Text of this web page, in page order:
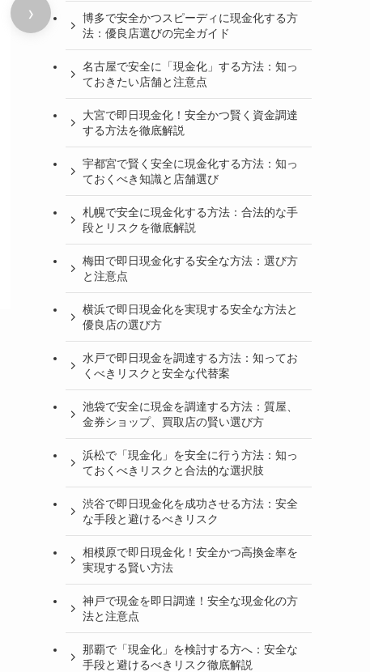
›
博多で安全かつスピーディに現金化する方
法：優良店選びの完全ガイド
名古屋で安全に「現金化」する方法：知っ
ておきたい店舗と注意点
大宮で即日現金化！安全かつ賢く資金調達
する方法を徹底解説
宇都宮で賢く安全に現金化する方法：知っ
ておくべき知識と店舗選び
札幌で安全に現金化する方法：合法的な手
段とリスクを徹底解説
梅田で即日現金化する安全な方法：選び方
と注意点
横浜で即日現金化を実現する安全な方法と
優良店の選び方
水戸で即日現金を調達する方法：知ってお
くべきリスクと安全な代替案
池袋で安全に現金を調達する方法：質屋、
金券ショップ、買取店の賢い選び方
浜松で「現金化」を安全に行う方法：知っ
ておくべきリスクと合法的な選択肢
渋谷で即日現金化を成功させる方法：安全
な手段と避けるべきリスク
相模原で即日現金化！安全かつ高換金率を
実現する賢い方法
神戸で現金を即日調達！安全な現金化の方
法と注意点
那覇で「現金化」を検討する方へ：安全な
手段と避けるべきリスク徹底解説